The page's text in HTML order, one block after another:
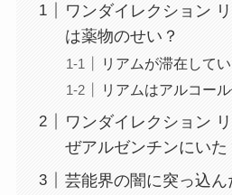
ワンダイレクション
は薬物のせい？
リアムが滞在して
リアムはアルコー
ワンダイレクション
ぜアルゼンチンにいた
芸能界の闇に突っ込ん